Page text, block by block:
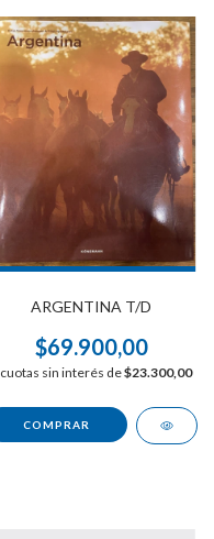
ARGENTINA T/D
$69.900,00
cuotas sin interés de$23.300,00